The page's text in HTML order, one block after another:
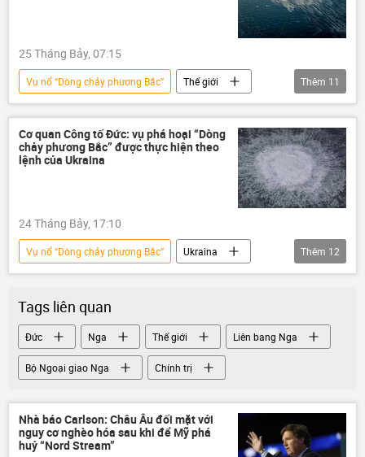
25 Tháng Bảy, 07:15
Vụ nổ “Dòng chảy phương Bắc”
Thế giới
Hoa Kỳ
Quan điểm-Ý kiến
quan hệ quốc tế
hợp tác
Anh
Trung Quốc
Châu Âu
Thêm 11
Cơ quan Công tố Đức: vụ phá hoại “Dòng
chảy phương Bắc” được thực hiện theo
lệnh của Ukraina
24 Tháng Bảy, 17:10
Vụ nổ “Dòng chảy phương Bắc”
Ukraina
Nga
Thế giới
xung đột
Chính phủ
Đức
Dmitry Peskov
Điện Kremlin
Chính trị
Thụy Điển
Đan Mạch
khủng bố
Thêm 12
Tags liên quan
Đức Nga Thế giới Liên bang Nga
Bộ Ngoại giao Nga Chính trị
Nhà báo Carlson: Châu Âu đối mặt với
nguy cơ nghèo hóa sau khi để Mỹ phá
huỷ “Nord Stream”